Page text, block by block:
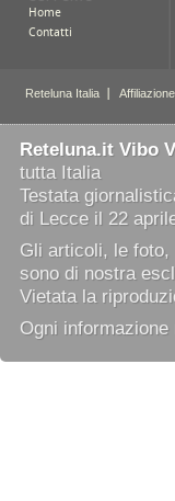
Reteluna.it Vibo
tutta Italia
Testata
di Lecce il 22
Gli articoli, le foto,
sono di nostra
Vietata la
Ogni